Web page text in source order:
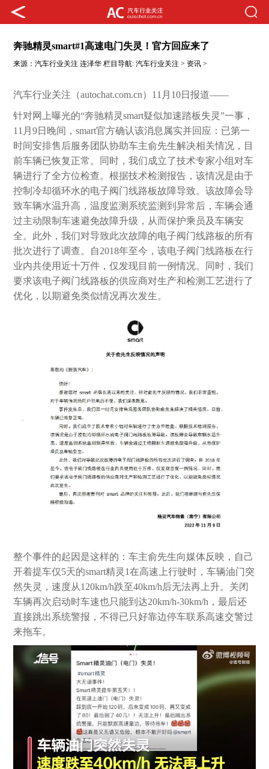
奔驰精灵smart#1高速电门失灵！官方回应来了
来源：汽车行业关注 连泽华 栏目导航:汽车行业关注 > 资讯 >
汽车行业关注（autochat.com.cn）11月10日报道——
针对网上曝光的“奔驰精灵smart疑似加速踏板失灵”一事，
11月9日晚间，smart官方确认该消息属实并回应：已第一
时间安排售后服务团队协助车主俞先生解决相关情况，目
前车辆已恢复正常。同时，我们成立了技术专家小组对车
辆进行了全方位检查。根据技术检测报告，该情况是由于
控制冷却循环水的电子阀门线路板故障导致。该故障会导
致车辆水温升高，温度监测系统监测到异常后，车辆会通
过主动限制车速避免故障升级，从而保护乘员及车辆安
全。此外，我们对导致此次故障的电子阀门线路板的所有
批次进行了调查。自2018年至今，该电子阀门线路板在行
业内共使用近十万件，仅发现目前一例情况。同时，我们
要求该电子阀门线路板的供应商对生产和检测工艺进行了
优化，以期避免类似情况再次发生。
整个事件的起因是这样的：车主俞先生向媒体反映，自己
开着提车仅5天的smart精灵1在高速上行驶时，车辆油门突
然失灵，速度从120km/h跌至40km/h后无法再上升。关闭
车辆再次启动时车速也只能到达20km/h-30km/h，最后还
直接跳出系统警报，不得已只好靠边停车联系高速交警过
来拖车。